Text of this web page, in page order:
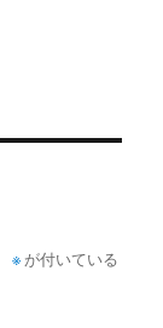
※ が付いている